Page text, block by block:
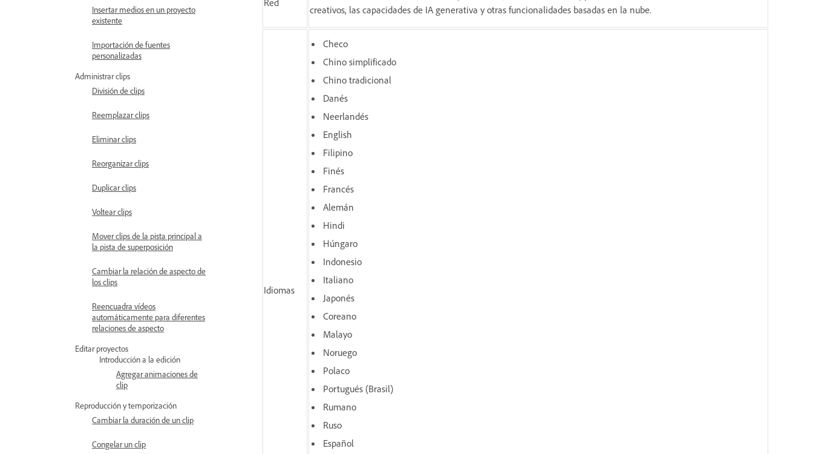
Insertar medios en un proyecto
existente
Importación de fuentes
personalizadas
Administrar clips
División de clips
Reemplazar clips
Eliminar clips
Reorganizar clips
Duplicar clips
Voltear clips
Mover clips de la pista principal a
la pista de superposición
Cambiar la relación de aspecto de
los clips
Reencuadra vídeos
automáticamente para diferentes
relaciones de aspecto
Editar proyectos
Introducción a la edición
Agregar animaciones de
clip
Reproducción y temporización
Cambiar la duración de un clip
Congelar un clip
creativos, las capacidades de IA generativa y otras funcionalidades basadas en la nube.
Idiomas
Checo
Chino simplificado
Chino tradicional
Danés
Neerlandés
English
Filipino
Finés
Francés
Alemán
Hindi
Húngaro
Indonesio
Italiano
Japonés
Coreano
Malayo
Noruego
Polaco
Portugués (Brasil)
Rumano
Ruso
Español